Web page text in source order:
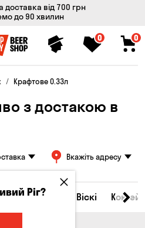
доставка від 700 грн
до 90 хвилин
0 0
Крафтове 0.33л
з достакою в
Вкажіть адресу
Сидр Вино Віскі
Ріг?